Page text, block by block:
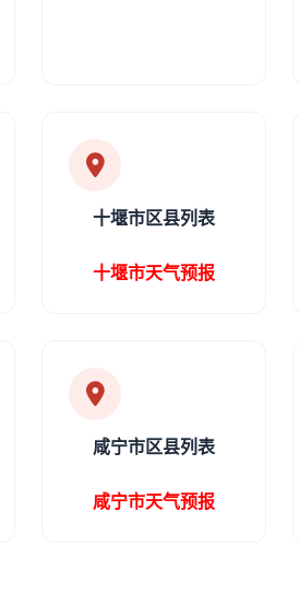
十堰市区县列表
十堰市天气预报
咸宁市区县列表
咸宁市天气预报